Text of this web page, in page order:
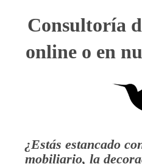
Consultoría
online o en
¿Estás estancado
mobiliario, la